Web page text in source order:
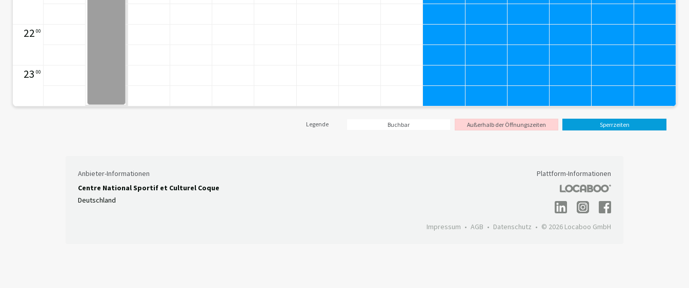
22 00
23 00
Legende Buchbar Außerhalb der Öffnungszeiten Sperrzeiten
Anbieter-Informationen
Centre National Sportif et Culturel Coque
Deutschland
Plattform-Informationen
Impressum AGB Datenschutz © 2026 Locaboo GmbH